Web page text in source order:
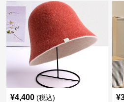
¥4,400 (税込) ¥